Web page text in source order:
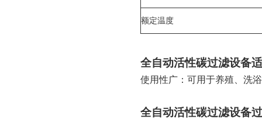
额定温度
全自动活性碳过滤设备
使用性广：可用于养殖 、洗
全自动活性碳过滤设备